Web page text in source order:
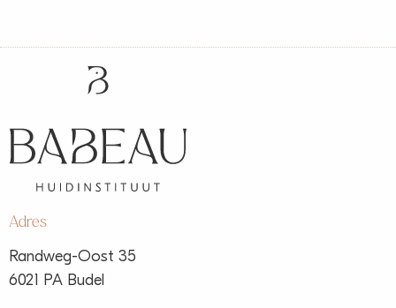
Adres
Randweg-Oost 35
6021 PA Budel